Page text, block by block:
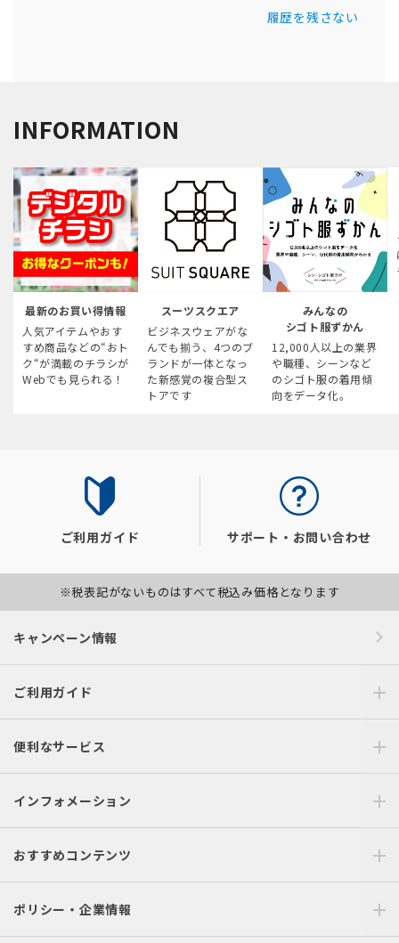
履歴を残さない
INFORMATION
最新のお買い得情報
人気アイテムやおす
すめ商品などの“おト
ク“が満載のチラシが
Webでも見られる！
スーツスクエア
ビジネスウェアがな
んでも揃う、4つのブ
ランドが一体となっ
た新感覚の複合型ス
トアです
みんなの
シゴト服ずかん
12,000人以上の業界
や職種、シーンなど
のシゴト服の着用傾
向をデータ化。
ご利用ガイド サポート・お問い合わせ
※税表記がないものはすべて税込み価格となります
キャンペーン情報
ご利用ガイド
便利なサービス
インフォメーション
おすすめコンテンツ
ポリシー・企業情報